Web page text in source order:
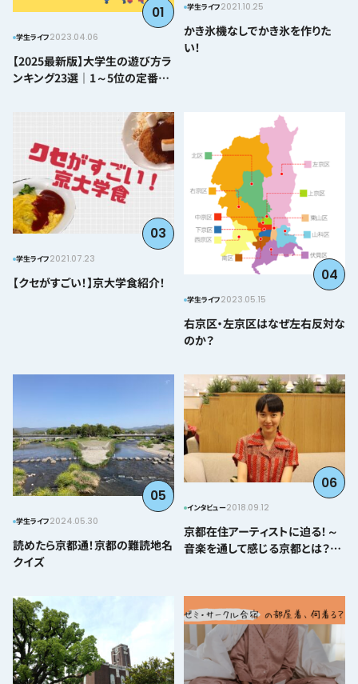
01
学生ライフ2023.04.06
【2025最新版】大学生の遊び方ラ
ンキング23選｜1～5位の定番か
学生ライフ2021.10.25
かき氷機なしでかき氷を作りた
い！
03
学生ライフ2021.07.23
【クセがすごい！】京大学食紹介！ 04
学生ライフ2023.05.15
右京区・左京区はなぜ左右反対な
のか？
05
学生ライフ2024.05.30
読めたら京都通！京都の難読地名
クイズ
06
インタビュー2018.09.12
京都在住アーティストに迫る！～
音楽を通して感じる京都とは？＠